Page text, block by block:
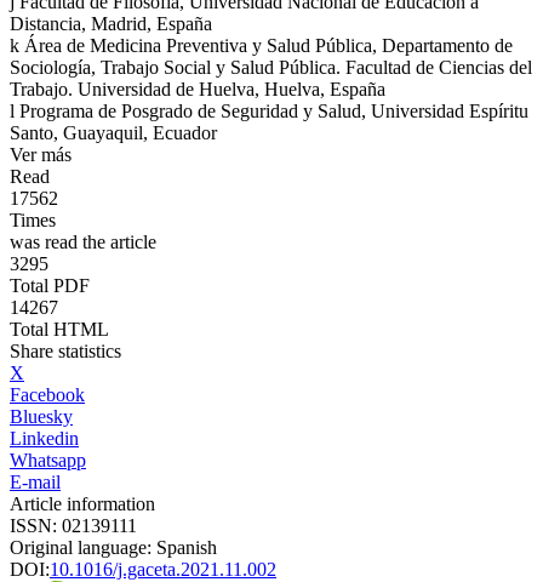
Distancia, Madrid, España
k Área de Medicina Preventiva y Salud Pública, Departamento de
Sociología, Trabajo Social y Salud Pública. Facultad de Ciencias del
Trabajo. Universidad de Huelva, Huelva, España
l Programa de Posgrado de Seguridad y Salud, Universidad Espíritu
Santo, Guayaquil, Ecuador
Ver más
Read
17562
Times
was read the article
3295
Total PDF
14267
Total HTML
Share statistics
X
Facebook
Bluesky
Linkedin
Whatsapp
E-mail
Article information
ISSN: 02139111
Original language: Spanish
DOI:10.1016/j.gaceta.2021.11.002